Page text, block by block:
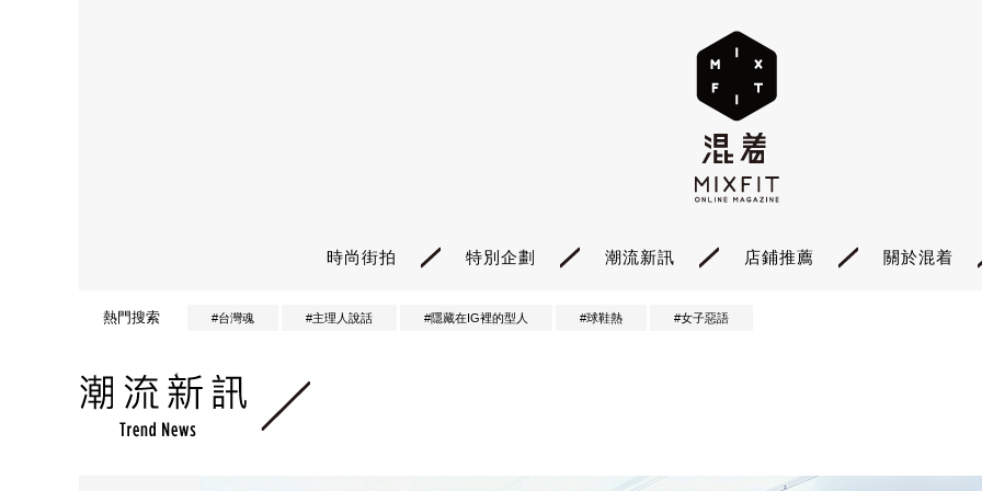
時尚街拍 特別企劃 潮流新訊 店鋪推薦 關於混着
熱門搜索 #台灣魂 #主理人說話 #隱藏在IG裡的型人 #球鞋熱 #女子惡語